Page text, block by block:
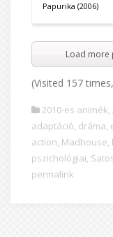
Papurika (2006)
Load more
(Visited 157
2010-es animék,
adaptáció, dráma,
action, Madhouse,
pszichológiai,
permalink